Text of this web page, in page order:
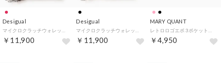
Desigual
￥11,900
Desigual
￥11,900
MARY QUANT
￥4,950